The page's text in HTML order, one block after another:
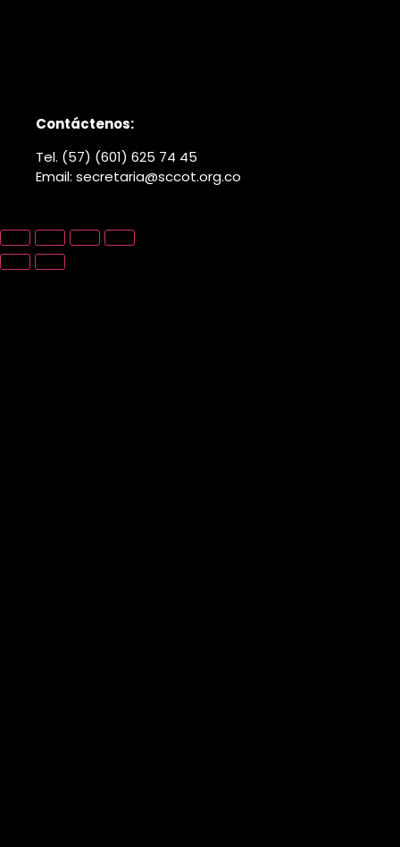
Contáctenos:
Tel. (57) (601) 625 74 45
Email: secretaria@sccot.org.co